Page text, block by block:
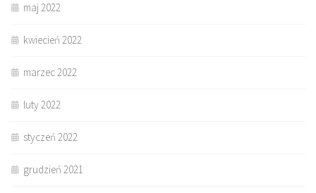
maj 2022
kwiecień 2022
marzec 2022
luty 2022
styczeń 2022
grudzień 2021